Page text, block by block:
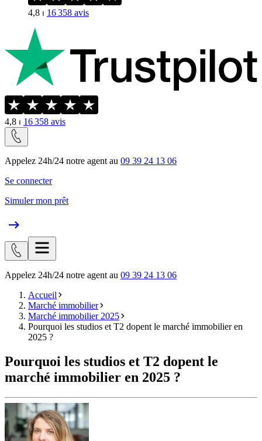
4,8 ⏐ 16 358 avis
4,8 ⏐ 16 358 avis
Appelez 24h/24 notre agent au 09 39 24 13 06
Se connecter
Simuler mon prêt
Appelez 24h/24 notre agent au 09 39 24 13 06
Accueil
Marché immobilier
Marché immobilier 2025
Pourquoi les studios et T2 dopent le marché immobilier en
2025 ?
Pourquoi les studios et T2 dopent le
marché immobilier en 2025 ?